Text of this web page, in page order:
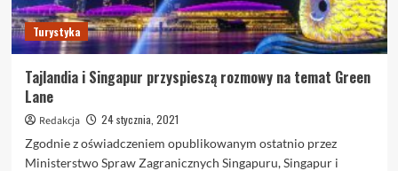
Turystyka
Tajlandia i Singapur przyspieszą rozmowy na temat Green
Lane
Redakcja
24 stycznia, 2021
Zgodnie z oświadczeniem opublikowanym ostatnio przez
Ministerstwo Spraw Zagranicznych Singapuru, Singapur i